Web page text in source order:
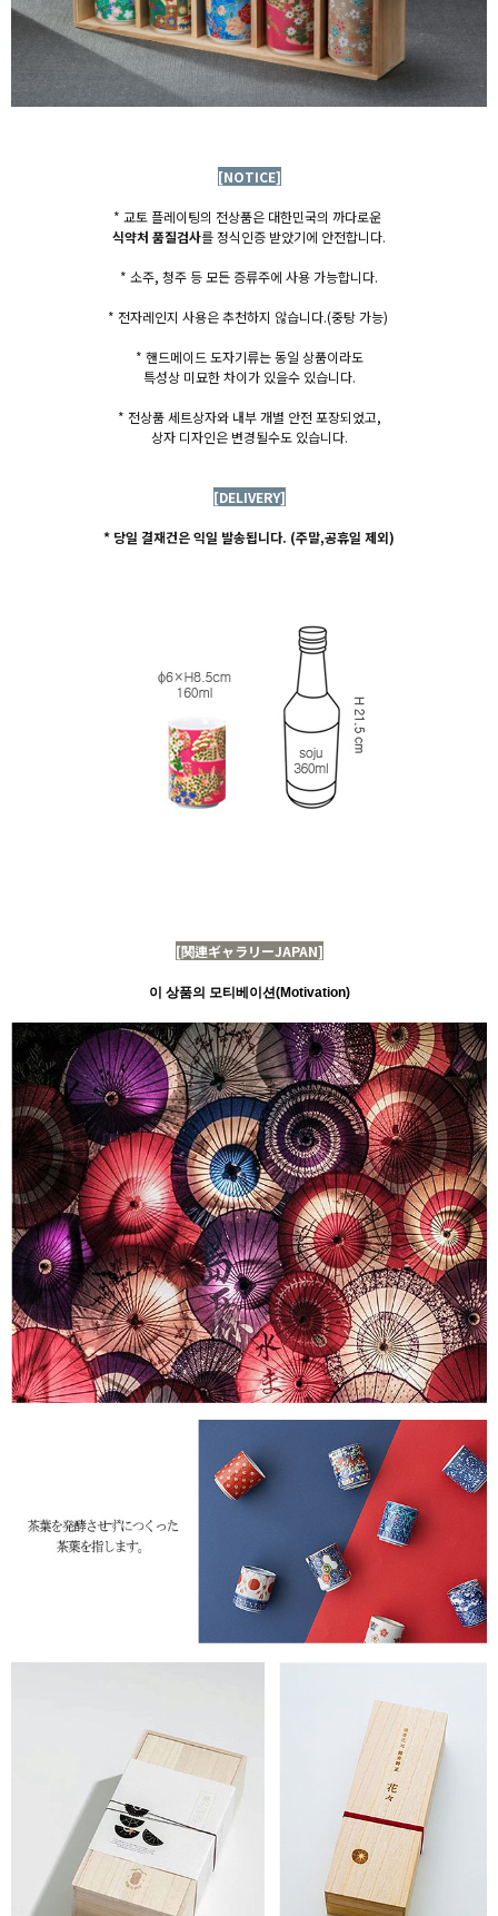
[NOTICE]
* 교토 플레이팅의 전상품은 대한민국의 까다로운
식약처 품질검사를 정식인증 받았기에 안전합니다.
* 소주, 청주 등 모든 증류주에 사용 가능합니다.
* 전자레인지 사용은 추천하지 않습니다.(중탕 가능)
* 핸드메이드 도자기류는 동일 상품이라도
특성상 미묘한 차이가 있을수 있습니다.
* 전상품 세트상자와 내부 개별 안전 포장되었고,
상자 디자인은 변경될수도 있습니다.
[DELIVERY]
* 당일 결재건은 익일 발송됩니다. (주말,공휴일 제외)
[関連ギャラリーJAPAN]
이 상품의 모티베이션(Motivation)